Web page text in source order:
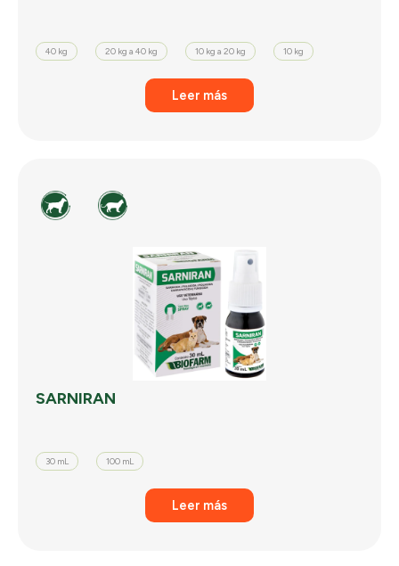
40 kg 20 kg a 40 kg 10 kg a 20 kg 10 kg
Leer más
SARNIRAN
30 mL 100 mL
Leer más